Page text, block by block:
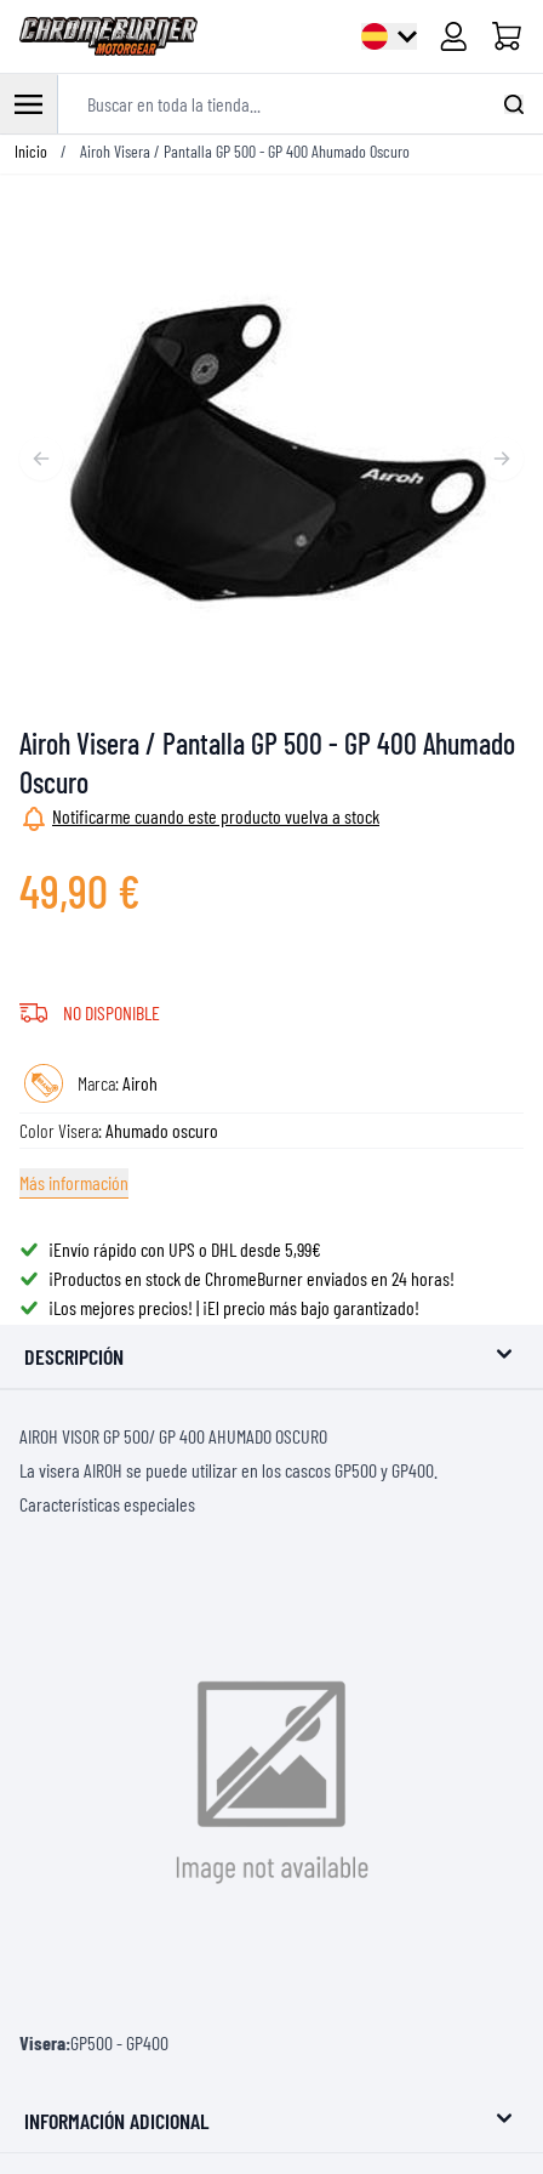
Ir al contenido
Inicio / Airoh Visera / Pantalla GP 500 - GP 400 Ahumado Oscuro
Airoh Visera / Pantalla GP 500 - GP 400 Ahumado
Oscuro
Notificarme cuando este producto vuelva a stock
49,90 €
NO DISPONIBLE
Marca:Airoh
Color Visera:Ahumado oscuro
Más información
¡Envío rápido con UPS o DHL desde 5,99€
¡Productos en stock de ChromeBurner enviados en 24 horas!
¡Los mejores precios! | ¡El precio más bajo garantizado!
DESCRIPCIÓN
AIROH VISOR GP 500/ GP 400 AHUMADO OSCURO
La visera AIROH se puede utilizar en los cascos GP500 y GP400.
Características especiales
Visera:GP500 - GP400
INFORMACIÓN ADICIONAL